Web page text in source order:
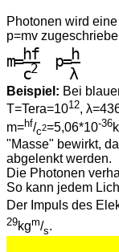
Photonen wird
p=mv
  hf    h
m=——  p=—
  c
2
    λ
Beispiel: Bei
T=Tera=1012,
m=hf/c2=5,06*10-36
"Masse" bewirkt,
abgelenkt werden.
Die Photonen
So kann jedem
Der Impuls des
29kgm/s.